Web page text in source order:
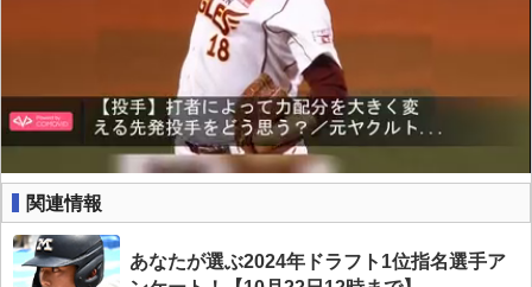
関連情報
あなたが選ぶ2024年ドラフト1位指名選手ア